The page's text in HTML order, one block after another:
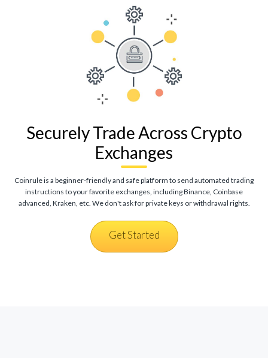
Securely Trade Across Crypto
Exchanges
Coinrule is a beginner-friendly and safe platform to send automated trading
instructions to your favorite exchanges, including Binance, Coinbase
advanced, Kraken, etc. We don't ask for private keys or withdrawal rights.
Get Started